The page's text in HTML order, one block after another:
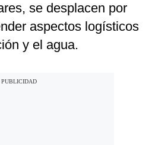
se desplacen por
aspectos logísticos
y el agua.